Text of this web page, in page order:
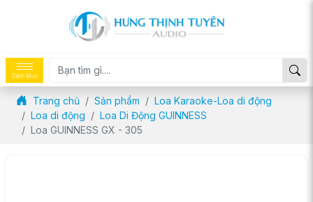
Danh Mục
Trang chủ Sản phẩm
Loa Karaoke-Loa di động
Loa di động
Loa Di Động GUINNESS
Loa GUINNESS GX - 305